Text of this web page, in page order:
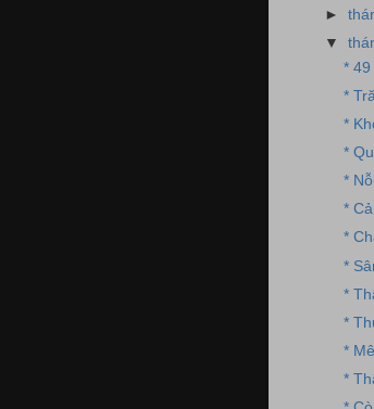
►
▼
* 49
*
*
*
*
*
*
*
*
*
*
*